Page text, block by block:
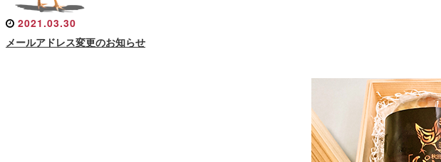
2021.03.30
メールアドレス変更のお知らせ